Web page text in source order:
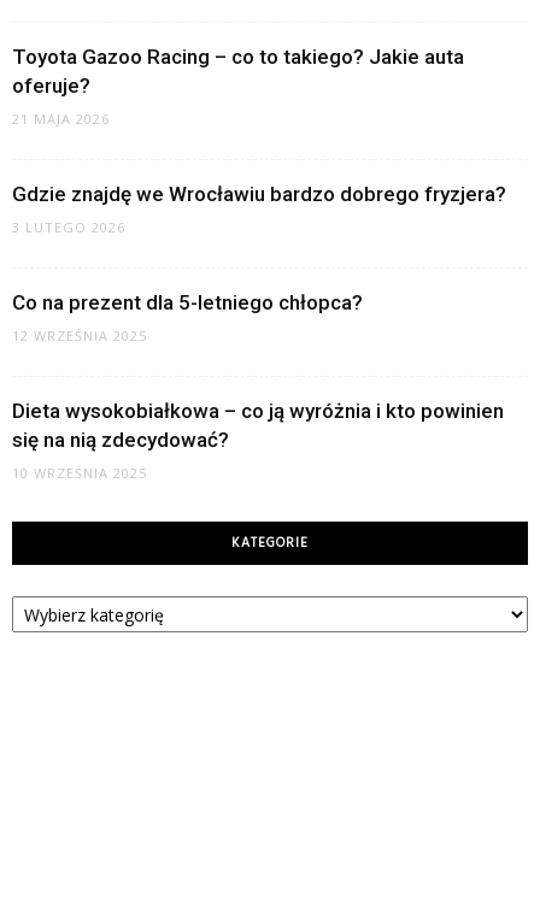
Toyota Gazoo Racing – co to takiego? Jakie auta
oferuje?
21 MAJA 2026
Gdzie znajdę we Wrocławiu bardzo dobrego fryzjera?
3 LUTEGO 2026
Co na prezent dla 5-letniego chłopca?
12 WRZEŚNIA 2025
Dieta wysokobiałkowa – co ją wyróżnia i kto powinien
się na nią zdecydować?
10 WRZEŚNIA 2025
KATEGORIE
Kategorie